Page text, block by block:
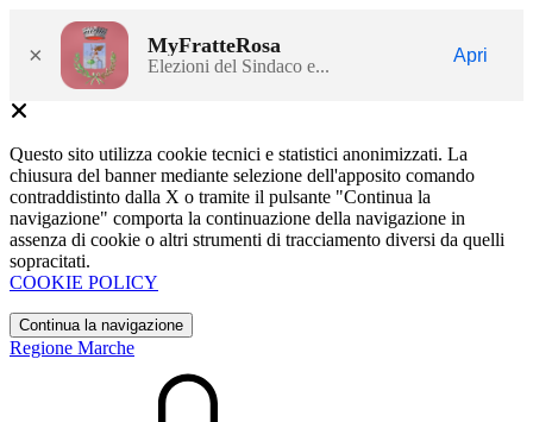
× MyFratteRosa
Elezioni del Sindaco e...
Apri
Questo sito utilizza cookie tecnici e statistici anonimizzati. La
chiusura del banner mediante selezione dell'apposito comando
contraddistinto dalla X o tramite il pulsante "Continua la
navigazione" comporta la continuazione della navigazione in
assenza di cookie o altri strumenti di tracciamento diversi da quelli
sopracitati.
COOKIE POLICY
Continua la navigazione
Regione Marche